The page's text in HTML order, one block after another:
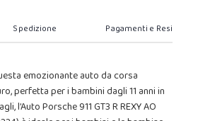
Spedizione Pagamenti e Resi
emozionante auto da corsa
perfetta per i bambini dagli 11 anni in
l’Auto Porsche 911 GT3 R REXY AO